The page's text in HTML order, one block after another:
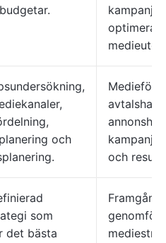
optimera
och
och
som
det bästa